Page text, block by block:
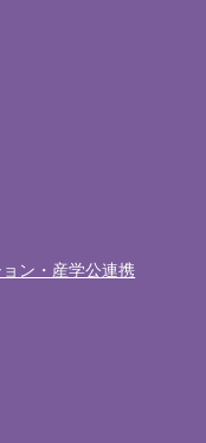
ン・産学公連携